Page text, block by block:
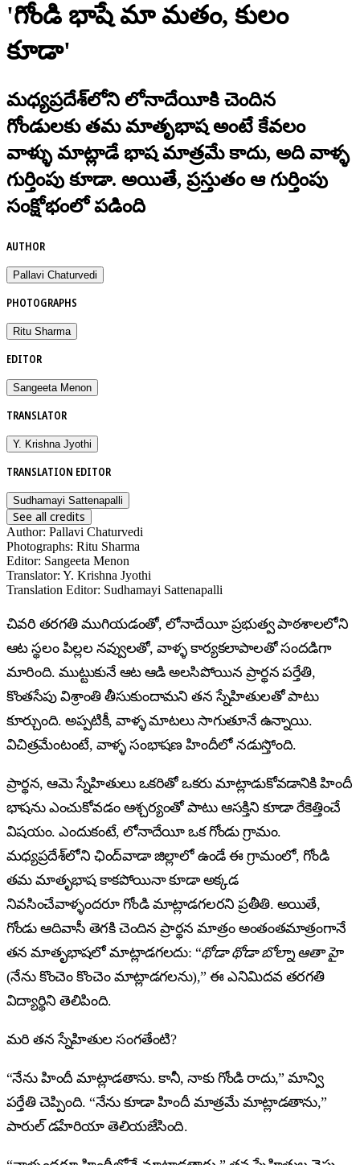
'గోండి భాషే మా మతం, కులం
కూడా'
మధ్యప్రదేశ్‌లోని లోనాదేయీకి చెందిన
గోండులకు తమ మాతృభాష అంటే కేవలం
వాళ్ళు మాట్లాడే భాష మాత్రమే కాదు, అది వాళ్ళ
గుర్తింపు కూడా. అయితే, ప్రస్తుతం ఆ గుర్తింపు
సంక్షోభంలో పడింది
AUTHOR
Pallavi Chaturvedi
PHOTOGRAPHS
Ritu Sharma
EDITOR
Sangeeta Menon
TRANSLATOR
Y. Krishna Jyothi
TRANSLATION EDITOR
Sudhamayi Sattenapalli
See all credits
Author: Pallavi Chaturvedi
Photographs: Ritu Sharma
Editor: Sangeeta Menon
Translator: Y. Krishna Jyothi
Translation Editor: Sudhamayi Sattenapalli
చివరి తరగతి ముగియడంతో, లోనాదేయీ ప్రభుత్వ పాఠశాలలోని
ఆట స్థలం పిల్లల నవ్వులతో, వాళ్ళ కార్యకలాపాలతో సందడిగా
మారింది. ముట్టుకునే ఆట ఆడి అలసిపోయిన ప్రార్థన పర్తేతి,
కొంతసేపు విశ్రాంతి తీసుకుందామని తన స్నేహితులతో పాటు
కూర్చుంది. అప్పటికీ, వాళ్ళ మాటలు సాగుతూనే ఉన్నాయి.
విచిత్రమేంటంటే, వాళ్ళ సంభాషణ హిందీలో నడుస్తోంది.
ప్రార్థన, ఆమె స్నేహితులు ఒకరితో ఒకరు మాట్లాడుకోవడానికి హిందీ
భాషను ఎంచుకోవడం ఆశ్చర్యంతో పాటు ఆసక్తిని కూడా రేకెత్తించే
విషయం. ఎందుకంటే, లోనాదేయీ ఒక గోండు గ్రామం.
మధ్యప్రదేశ్‌లోని ఛింద్‌వాడా జిల్లాలో ఉండే ఈ గ్రామంలో, గోండి
తమ మాతృభాష కాకపోయినా కూడా అక్కడ
నివసించేవాళ్ళందరూ గోండి మాట్లాడగలరని ప్రతీతి. అయితే,
గోండు ఆదివాసీ తెగకి చెందిన ప్రార్థన మాత్రం అంతంతమాత్రంగానే
తన మాతృభాషలో మాట్లాడగలదు: “థోడా థోడా బోల్నా ఆతా హై
(నేను కొంచెం కొంచెం మాట్లాడగలను),” ఈ ఎనిమిదవ తరగతి
విద్యార్థిని తెలిపింది.
మరి తన స్నేహితుల సంగతేంటి?
“నేను హిందీ మాట్లాడతాను. కానీ, నాకు గోండి రాదు,” మాన్వి
పర్తేతి చెప్పింది. “నేను కూడా హిందీ మాత్రమే మాట్లాడతాను,”
పారుల్ డహేరియా తెలియజేసింది.